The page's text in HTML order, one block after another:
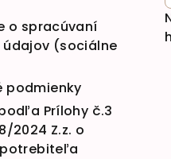
o spracúvaní
(sociálne
podmienky
Prílohy č.3
2024 Z.z. o